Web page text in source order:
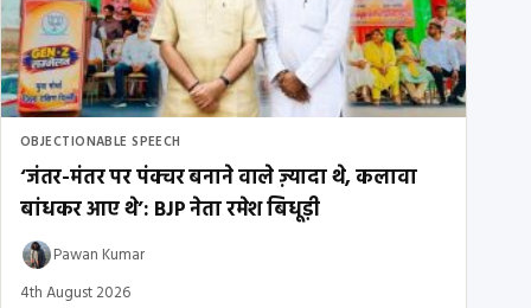
OBJECTIONABLE SPEECH
‘जंतर-मंतर पर पंक्चर बनाने वाले ज़्यादा थे, कलावा
बांधकर आए थे’: BJP नेता रमेश बिधूड़ी
Pawan Kumar
4th August 2026